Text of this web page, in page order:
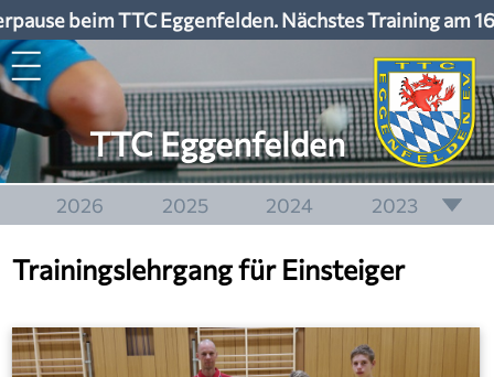
beim TTC Eggenfelden. Nächstes Training am
2026 2025 2024
2023
2018
2017 2016
2015
2014
2013 2012
2011
2010
2009 2008
2007
TTC Eggenfelden
Trainingslehrgang für Einsteiger